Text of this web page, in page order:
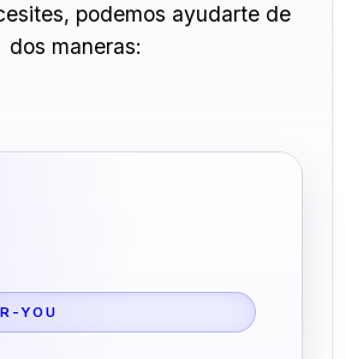
podemos ayudarte de
dos maneras:
YOU